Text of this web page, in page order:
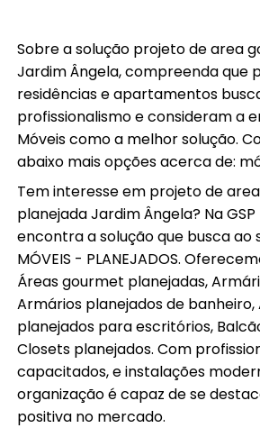
Sobre a solução projeto de area
Jardim Ângela, compreenda que
residências e apartamentos
profissionalismo e consideram a
Móveis como a melhor solução.
abaixo mais opções acerca de:
Tem interesse em projeto de
planejada Jardim Ângela? Na
encontra a solução que busca ao
MÓVEIS - PLANEJADOS.
Áreas gourmet planejadas,
Armários planejados de banheiro,
planejados para escritórios,
Closets planejados. Com
capacitados, e instalações
organização é capaz de se
positiva no mercado.